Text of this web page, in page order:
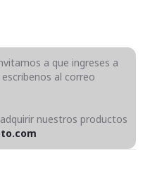
a que ingreses a
escribenos al correo
nuestros productos